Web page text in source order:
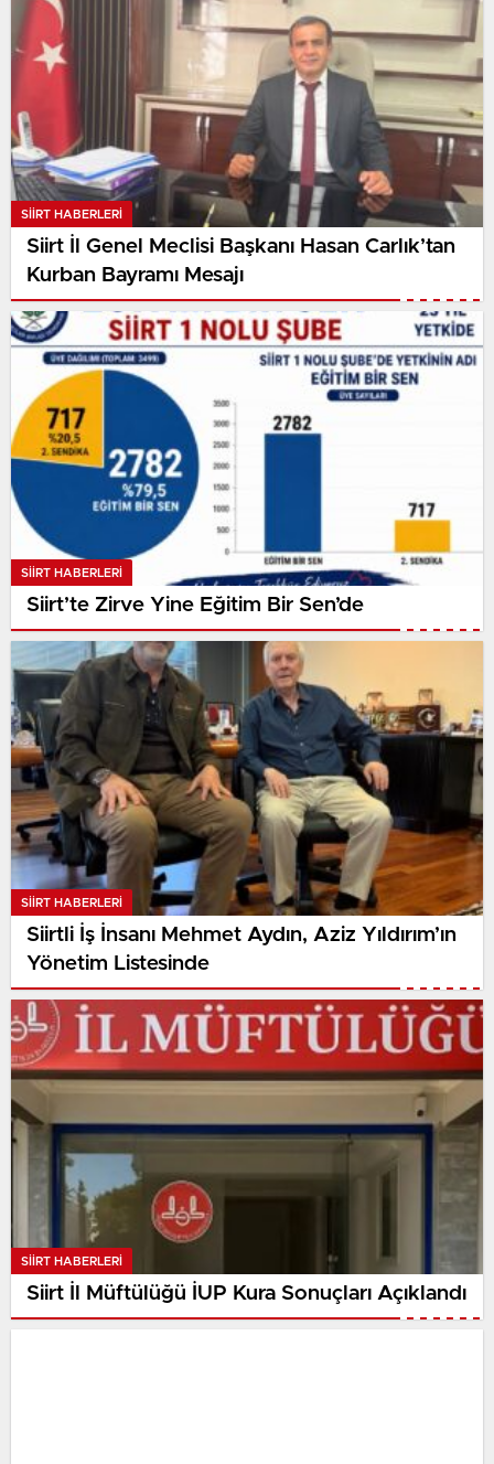
SIIRT HABERLERI
Siirt İl Genel Meclisi Başkanı Hasan Carlık’tan
Kurban Bayramı Mesajı
SIIRT HABERLERI
Siirt’te Zirve Yine Eğitim Bir Sen’de
SIIRT HABERLERI
Siirtli İş İnsanı Mehmet Aydın, Aziz Yıldırım’ın
Yönetim Listesinde
SIIRT HABERLERI
Siirt İl Müftülüğü İUP Kura Sonuçları Açıklandı